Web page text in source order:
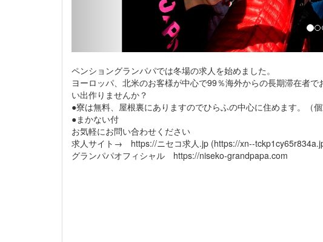
ペンショングランパパでは冬場の求人を始めました。
ヨーロッパ、北米のお客様が中心で99％海外からの長期滞在者
い出作りませんか？
●寮は無料、屋根裏にありますのでひらふの中心に住めます。（個
●まかない付
お気軽にお問い合わせください
求人サイト→ https://ニセコ求人.jp (https://xn--
グランパパオフィシャル https://niseko-grandpapa.com